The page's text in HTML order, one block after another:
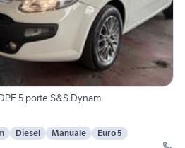
5 porte S&S Dynam
Diesel Manuale
Euro 5